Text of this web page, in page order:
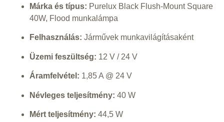
Márka és típus: Purelux Black Flush-Mount Square
40W, Flood munkalámpa
Felhasználás: Járművek munkavilágításaként
Üzemi feszültség: 12 V / 24 V
Áramfelvétel: 1,85 A @ 24 V
Névleges teljesítmény: 40 W
Mért teljesítmény: 44,5 W